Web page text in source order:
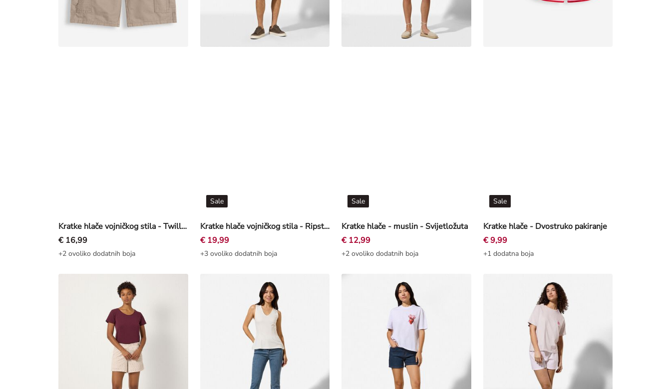
Kratke hlače vojničkog stila - Twill - Bež
€ 16,99
+2 ovoliko dodatnih boja
Kratke hlače vojničkog stila - Ripstop - Tamnozelena
Sale
€ 19,99
+3 ovoliko dodatnih boja
Kratke hlače - muslin - Svijetložuta
Sale
€ 12,99
+2 ovoliko dodatnih boja
Kratke hlače - Dvostruko pakiranje
Sale
€ 9,99
+1 dodatna boja